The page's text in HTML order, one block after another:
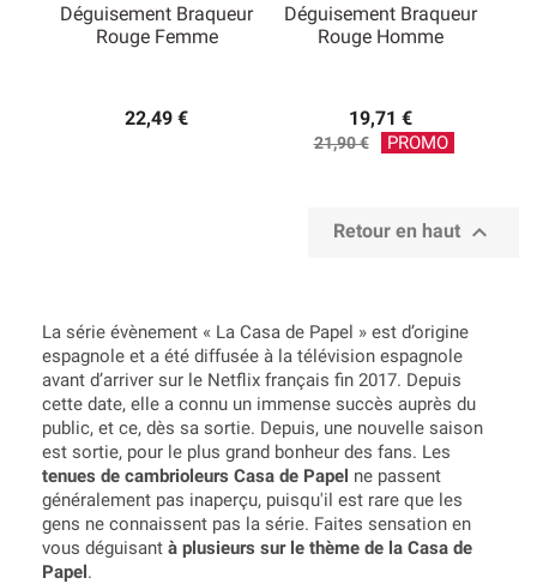
Déguisement Braqueur
Rouge Femme
22,49 €
Déguisement Braqueur
Rouge Homme
19,71 €
Prix
21,90 € PROMO
Retour en haut 
La série évènement « La Casa de Papel » est d’origine
espagnole et a été diffusée à la télévision espagnole
avant d’arriver sur le Netflix français fin 2017. Depuis
cette date, elle a connu un immense succès auprès du
public, et ce, dès sa sortie. Depuis, une nouvelle saison
est sortie, pour le plus grand bonheur des fans. Les
tenues de cambrioleurs Casa de Papel ne passent
généralement pas inaperçu, puisqu'il est rare que les
gens ne connaissent pas la série. Faites sensation en
vous déguisant à plusieurs sur le thème de la Casa de
Papel.